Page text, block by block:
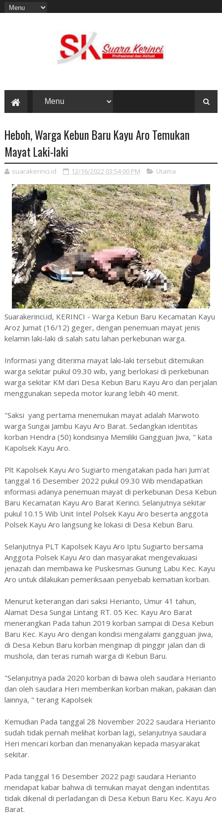
Heboh, Warga Kebun Baru Kayu Aro Temukan
Mayat Laki-laki
suarakerinci.id 12/16/2022 03:54:00 PM Utama
Suarakerinci.id, KERINCI - Warga Kebun Baru Kecamatan Kayu
Aroz Jumat (16/12) geger, dengan penemuan mayat jenis
kelamin laki-laki di salah satu lahan perkebunan warga.
Informasi yang diterima mayat laki-laki tersebut ditemukan
warga sekitar pukul 09.30 wib, yang berlokasi di perkebunan
warga sekitar KM dari Desa Kebun Baru Kayu Aro dan perjalan
menggunakan sepeda motor kurang lebih 40 menit.
"Saksi yang pertama menemukan mayat adalah Marwoto
warga Sungai Jambu Kayu Aro Barat. Sedangkan identitas
korban Hendra (50) kondisinya Memiliki Gangguan Jiwa, " kata
Kapolsek Kayu Aro.
Plt Kapolsek Kayu Aro Sugiarto mengatakan pada hari Jum'at
tanggal 16 Desember 2022 pukul 09.30 Wib mendapatkan
informasi adanya penemuan mayat di perkebunan Desa Kebun
Baru Kecamatan Kayu Aro Barat Kerinci. Selanjutnya sekitar
pukul 10.15 Wib Unit Intel Polsek Kayu Aro beserta anggota
Polsek Kayu Aro langsung ke lokasi di Desa Kebun Baru.
Selanjutnya PLT Kapolsek Kayu Aro Iptu Sugiarto bersama
Anggota Polsek Kayu Aro dan masyarakat mengevakuasi
jenazah dan membawa ke Puskesmas Gunung Labu Kec. Kayu
Aro untuk dilakukan pemeriksaan penyebab kematian korban.
Menurut keterangan dari saksi Herianto, Umur 41 tahun,
Alamat Desa Sungai Lintang RT. 05 Kec. Kayu Aro Barat
menerangkan Pada tahun 2019 korban sampai di Desa Kebun
Baru Kec. Kayu Aro dengan kondisi mengalami gangguan jiwa,
di Desa Kebun Baru korban menginap di pinggir jalan dan di
mushola, dan teras rumah warga di Kebun Baru.
"Selanjutnya pada 2020 korban di bawa oleh saudara Herianto
dan oleh saudara Heri memberikan korban makan, pakaian dan
lainnya, " terang Kapolsek
Kemudian Pada tanggal 28 November 2022 saudara Herianto
sudah tidak pernah melihat korban lagi, selanjutnya saudara
Heri mencari korban dan menanyakan kepada masyarakat
sekitar.
Pada tanggal 16 Desember 2022 pagi saudara Herianto
mendapat kabar bahwa di temukan mayat dengan indentitas
tidak dikenal di perladangan di Desa Kebun Baru Kec. Kayu Aro
Barat.